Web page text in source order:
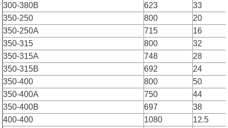
300-380B
623
33
350-250
800
20
350-250A
715
16
350-315
800
32
350-315A
748
28
350-315B
692
24
350-400
800
50
350-400A
750
44
350-400B
697
38
400-400
1080
12.5